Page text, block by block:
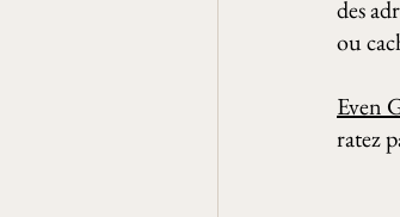
des
ou
Even
ratez